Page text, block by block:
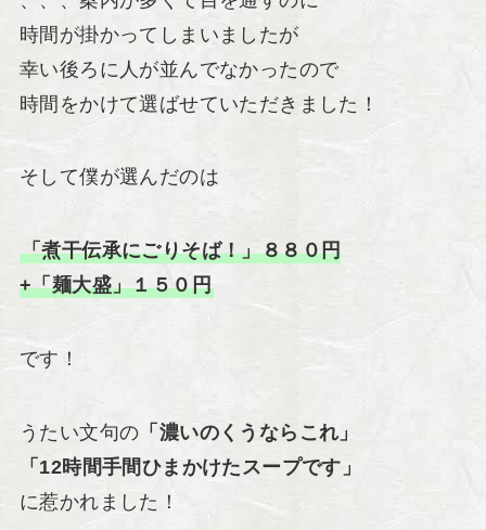
時間が掛かってしまいましたが
幸い後ろに人が並んでなかったので
時間をかけて選ばせていただきました！
そして僕が選んだのは
「煮干伝承にごりそば！」８８０円
+「麺大盛」１５０円
です！
うたい文句の 「濃いのくうならこれ」
「12時間手間ひまかけたスープです」
に惹かれました！